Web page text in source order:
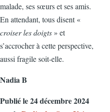
malade, ses sœurs et ses amis.
En attendant, tous disent «
croiser les doigts » et
s’accrocher à cette perspective,
aussi fragile soit‑elle.
Nadia B
Publié le 24 décembre 2024